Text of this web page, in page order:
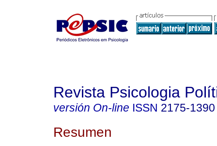
Revista Psicologia
versión On-line ISSN 2175-1390
Resumen